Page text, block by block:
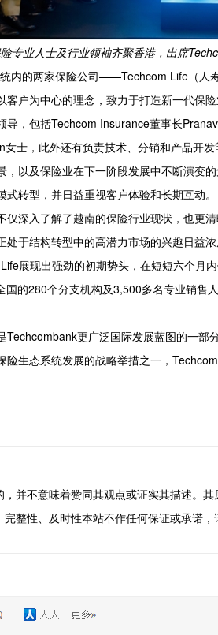
专业人士及行业领袖齐聚香港，出席
内的两家保险公司——Techcom Life（
户为中心的理念，致力于打造新一代保险
导，包括Techcom Insurance董事长
士，此外还有负责技术、分销和产品开发
，以及保险业在下一阶段发展中不断演变
转型，并日益重视客户体验和长期互动。
仅深入了解了越南的保险行业现状，也更
于结构转型中的高潜力市场的兴趣日益浓
展现出强劲的初期势头，在短短六个月
的280个分支机构及3,500多名专业销售
更广泛国际发展蓝图的一部
险生态系统发展的战略举措之一，
并不意味着赞同其观点或证实其描述。
整性、及时性本站不作任何保证或承诺